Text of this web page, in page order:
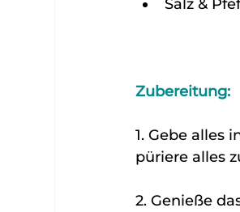
Salz &
Zubereitung:
1. Gebe alles
püriere alles
2. Genieße